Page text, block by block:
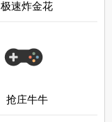
极速炸金花
抢庄牛牛